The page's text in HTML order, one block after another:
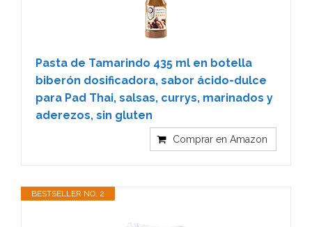
Pasta de Tamarindo 435 ml en botella
biberón dosificadora, sabor ácido-dulce
para Pad Thai, salsas, currys, marinados y
aderezos, sin gluten
Comprar en Amazon
BESTSELLER NO. 2